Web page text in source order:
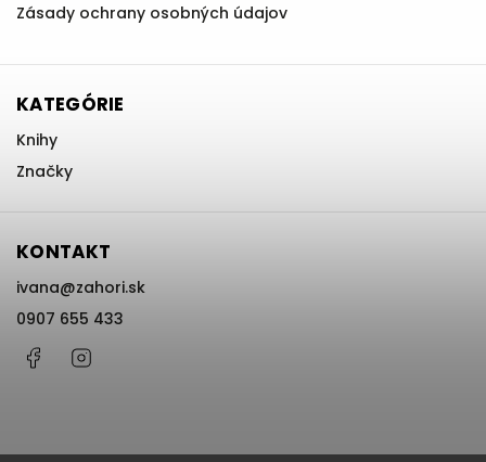
Zásady ochrany osobných údajov
KATEGÓRIE
Knihy
Značky
KONTAKT
ivana@zahori.sk
0907 655 433
Facebook